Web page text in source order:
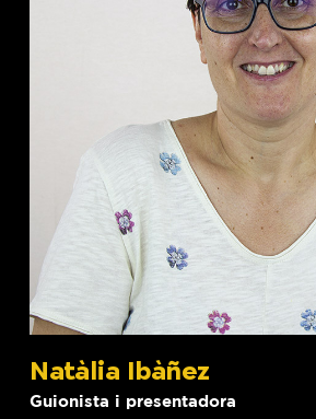
Natàlia Ibàñez
Guionista i presentadora